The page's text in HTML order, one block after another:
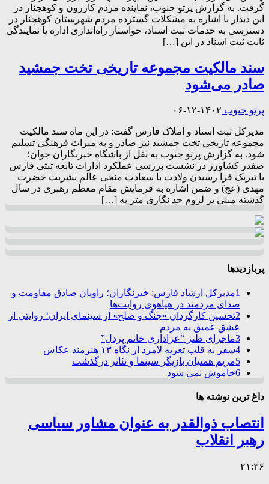
گرفت. به گزارش پرتو جنوب، نماینده مردم کازرون و کوهچنار در
این دیدار با اشاره به مشکلات گسترده مردم شهرستان کوهچنار در
دسترسی به خدمات ثبت اسناد، خواستار راه‌اندازی اداره یا نمایندگی
ثابت ثبت اسناد در این […]
سند مالکیت مجموعه تاریخی تخت جمشید
صادر می‌شود
پرتو جنوب ۱۴۰۲-۱۲-۰۶
مدیرکل ثبت اسناد و املاک فارس گفت: در این ماه سند مالکیت
مجموعه تاریخی تخت جمشید نیز صادر و به میراث فرهنگی تسلیم
شود. به گزارش پرتو جنوب به نقل از باشگاه خبرنگاران جوان؛
صفدر کشاورز در نشست بررسی عملکرد ادارات تابعه ثبتی فارس
با تبریک فرا رسیدن ولادت با سعادت منجی عالم بشریت حضرت
مهدی (عج) و ضمن اشاره به فرمایش مقام معظم رهبری در سال
گذشته مبنی بر لزوم حد نگاری متر به […]
پربازدیدها
1مدیرکل ارشاد فارس: خبرنگاران؛ راویان صادق مقاومت و
صدای مردمند در هیاهوی روایت‌ها
2تحسین کارگردان «جنگ و صلح» از سینمای ایران؛ روایتی از
عشق عمیق به مردم
3ماجرای طنز “عزاداری خانم پردل”
4سفر به قلب تعزیه لامرد از نگاه ۱۳ هنرمند عکاس
5مریم همتیان بازیگر سینما و تئاتر درگذشت
6خاموش نمی شود
داغ ترین نوشته ها
انتصاب ذوالقدر به عنوان مشاور سیاسی
رهبر انقلاب
۲۱:۳۶